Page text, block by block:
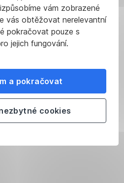
vám zobrazené
vás obtěžovat nerelevantní
pokračovat pouze s
jejich fungování.
a pokračovat
cookies